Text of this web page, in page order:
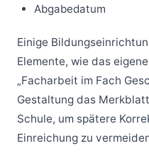
Abgabedatum
Einige
Elemente, wie das
„Facharbeit im Fach
Gestaltung das
Schule, um spätere
Einreichung zu